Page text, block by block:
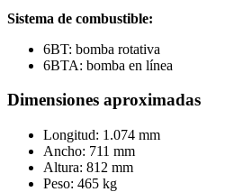
Sistema de combustible:
6BT: bomba rotativa
6BTA: bomba en línea
Dimensiones aproximadas
Longitud: 1.074 mm
Ancho: 711 mm
Altura: 812 mm
Peso: 465 kg